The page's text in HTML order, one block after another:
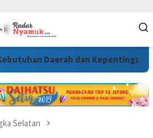
Daerah dan Kepentingan
Selatan